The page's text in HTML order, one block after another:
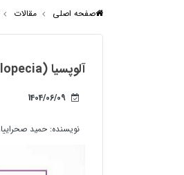
صفحه اصلی مقالات
آلوپسیا (Alopecia) و انواع آن
1404/06/09
نویسنده: حمید